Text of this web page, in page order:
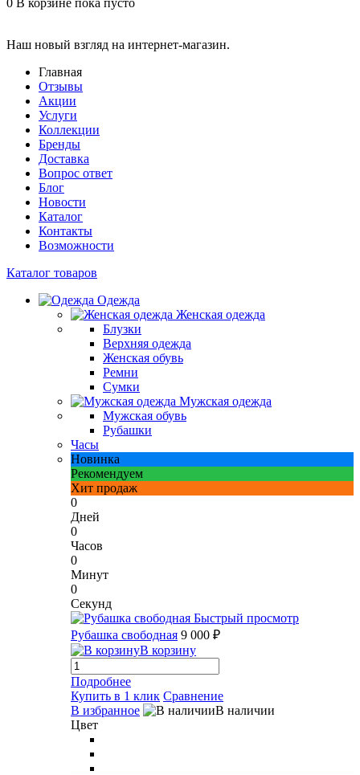
0 В корзине пока пусто
Наш новый взгляд на интернет-магазин.
Главная
Отзывы
Акции
Услуги
Коллекции
Бренды
Доставка
Вопрос ответ
Блог
Новости
Каталог
Контакты
Возможности
Каталог товаров
Одежда
Женская одежда
Блузки
Верхняя одежда
Женская обувь
Ремни
Сумки
Мужская одежда
Мужская обувь
Рубашки
Часы
Новинка
Рекомендуем
Хит продаж
0
Дней
0
Часов
0
Минут
0
Секунд
Быстрый просмотр
Рубашка свободная 9 000 ₽
В корзину
Подробнее
Купить в 1 клик Сравнение
В избранное
В наличии
Цвет